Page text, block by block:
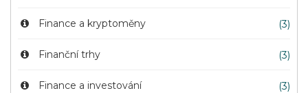
Finance a kryptoměny (3)
Finanční trhy (3)
Finance a investování (3)